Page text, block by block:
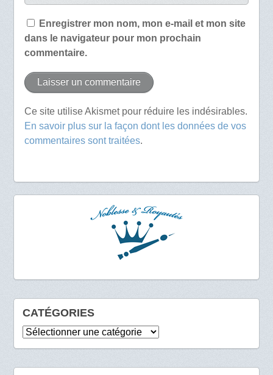
Enregistrer mon nom, mon e-mail et mon site
dans le navigateur pour mon prochain
commentaire.
Ce site utilise Akismet pour réduire les indésirables.
En savoir plus sur la façon dont les données de vos
commentaires sont traitées.
CATÉGORIES
Catégories